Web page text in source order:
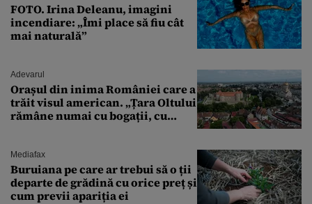
FOTO. Irina Deleanu, imagini
incendiare: „Îmi place să fiu cât
mai naturală”
Adevarul
Orașul din inima României care a
trăit visul american. „Țara Oltului
rămâne numai cu bogații, cu
Mediafax
Buruiana pe care ar trebui să o ții
departe de grădină cu orice preț și
cum previi apariția ei